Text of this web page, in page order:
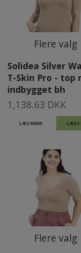
Flere valg
Solidea Silver
T-Skin Pro - top
indbygget bh
1,138.63 DKK
LÆS MERE LÆG I
Flere valg